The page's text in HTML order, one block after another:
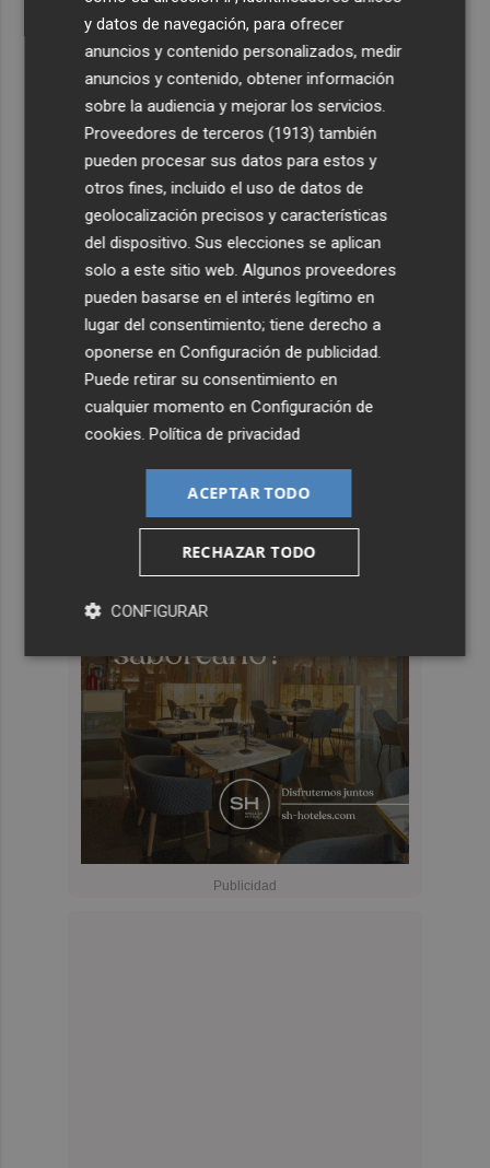
y datos de navegación, para ofrecer
anuncios y contenido personalizados, medir
anuncios y contenido, obtener información
sobre la audiencia y mejorar los servicios.
Proveedores de terceros (1913) también
pueden procesar sus datos para estos y
otros fines, incluido el uso de datos de
geolocalización precisos y características
del dispositivo. Sus elecciones se aplican
solo a este sitio web. Algunos proveedores
pueden basarse en el interés legítimo en
lugar del consentimiento; tiene derecho a
oponerse enConfiguración de publicidad.
Puede retirar su consentimiento en
cualquier momento enConfiguración de
cookies.Política de privacidad
ACEPTAR TODO
RECHAZAR TODO
CONFIGURAR